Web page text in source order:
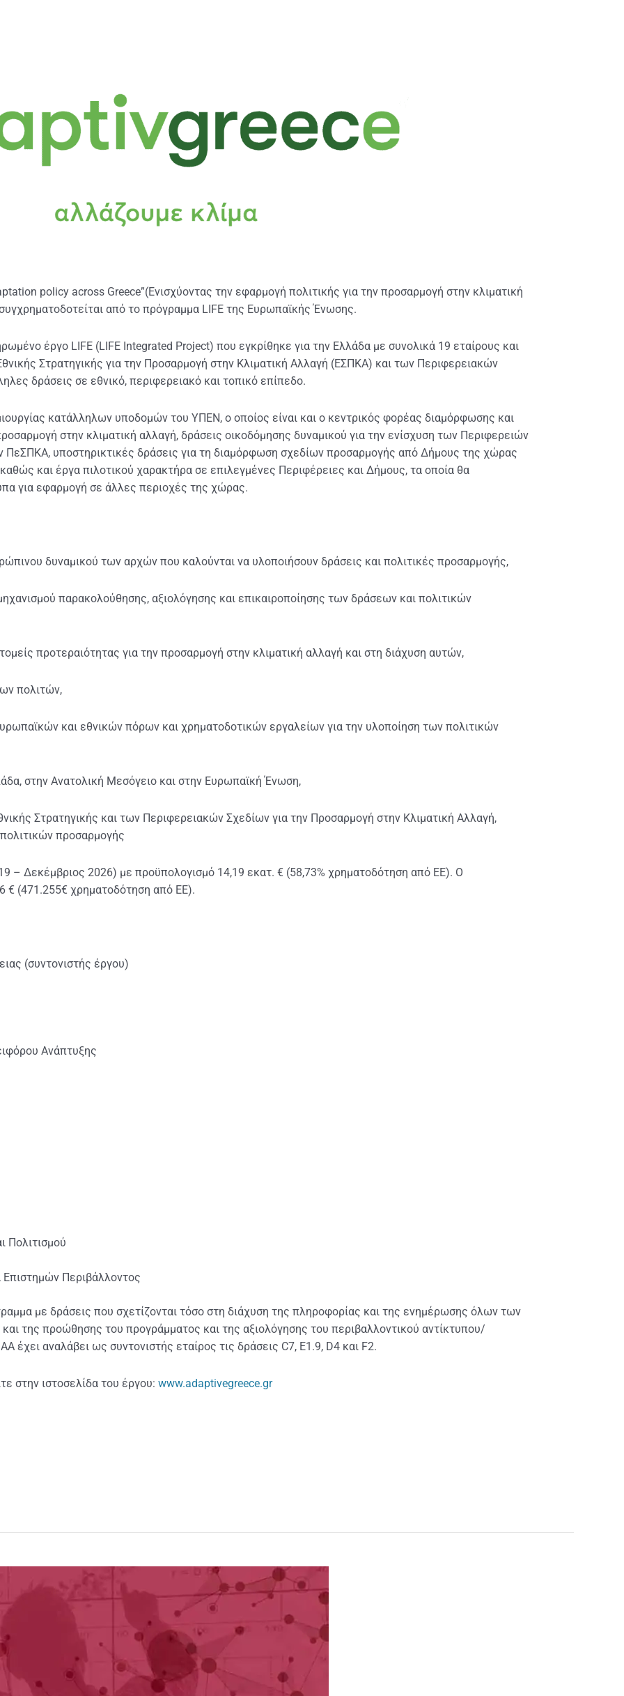
policy across Greece”(Ενισχύοντας την εφαρμογή πολιτικής για την προσαρμογή στην κλιματική
από το πρόγραμμα LIFE της Ευρωπαϊκής Ένωσης.
έργο LIFE (LIFE Integrated Project) που εγκρίθηκε για την Ελλάδα με συνολικά 19 εταίρους και
Στρατηγικής για την Προσαρμογή στην Κλιματική Αλλαγή (ΕΣΠΚΑ) και των Περιφερειακών
δράσεις σε εθνικό, περιφερειακό και τοπικό επίπεδο.
κατάλληλων υποδομών του ΥΠΕΝ, ο οποίος είναι και ο κεντρικός φορέας διαμόρφωσης και
στην κλιματική αλλαγή, δράσεις οικοδόμησης δυναμικού για την ενίσχυση των Περιφερειών
υποστηρικτικές δράσεις για τη διαμόρφωση σχεδίων προσαρμογής από Δήμους της χώρας
και έργα πιλοτικού χαρακτήρα σε επιλεγμένες Περιφέρειες και Δήμους, τα οποία θα
για εφαρμογή σε άλλες περιοχές της χώρας.
δυναμικού των αρχών που καλούνται να υλοποιήσουν δράσεις και πολιτικές προσαρμογής,
παρακολούθησης, αξιολόγησης και επικαιροποίησης των δράσεων και πολιτικών
προτεραιότητας για την προσαρμογή στην κλιματική αλλαγή και στη διάχυση αυτών,
πολιτών,
και εθνικών πόρων και χρηματοδοτικών εργαλείων για την υλοποίηση των πολιτικών
στην Ανατολική Μεσόγειο και στην Ευρωπαϊκή Ένωση,
Στρατηγικής και των Περιφερειακών Σχεδίων για την Προσαρμογή στην Κλιματική Αλλαγή,
προσαρμογής
– Δεκέμβριος 2026) με προϋπολογισμό 14,19 εκατ. € (58,73% χρηματοδότηση από ΕΕ). Ο
€ (471.255€ χρηματοδότηση από ΕΕ).
(συντονιστής έργου)
Ανάπτυξης
Πολιτισμού
Επιστημών Περιβάλλοντος
με δράσεις που σχετίζονται τόσο στη διάχυση της πληροφορίας και της ενημέρωσης όλων των
της προώθησης του προγράμματος και της αξιολόγησης του περιβαλλοντικού αντίκτυπου/
έχει αναλάβει ως συντονιστής εταίρος τις δράσεις C7, E1.9, D4 και F2.
στην ιστοσελίδα του έργου: www.adaptivegreece.gr